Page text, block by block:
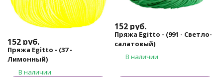
152 руб.
Пряжа Egitto - (37 -
Лимонный)
В наличии
152 руб.
Пряжа Egitto - (991 - Светло-
салатовый)
В наличии